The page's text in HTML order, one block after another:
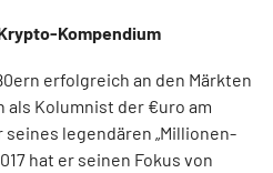
Kompendium
erfolgreich an den Märkten
Kolumnist der €uro am
legendären „Millionen­
hat er seinen Fokus von